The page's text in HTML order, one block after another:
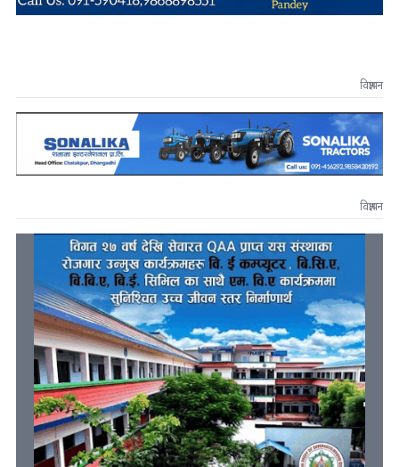
विज्ञापन
विज्ञापन